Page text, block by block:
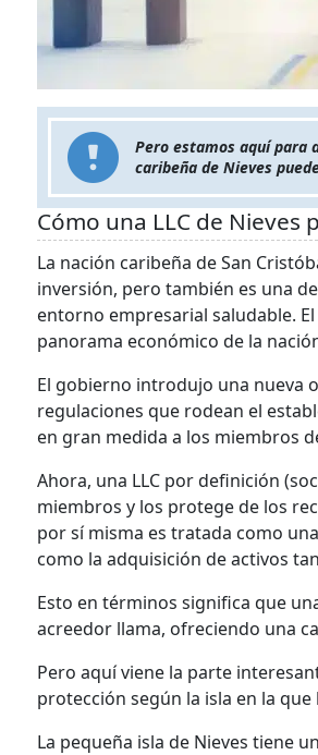
Pero estamos aquí para
caribeña de Nieves
Cómo una LLC de
La nación caribeña de San
inversión, pero también es una
entorno empresarial saludable.
panorama económico de la
El gobierno introdujo una nueva
regulaciones que rodean el
en gran medida a los miembros
Ahora, una LLC por definición
miembros y los protege de los
por sí misma es tratada como
como la adquisición de activos
Esto en términos significa que
acreedor llama, ofreciendo una
Pero aquí viene la parte
protección según la isla en la que
La pequeña isla de Nieves tiene